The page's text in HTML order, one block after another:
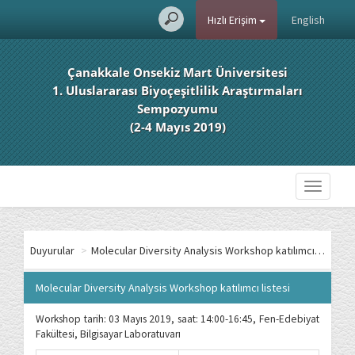
English
Hızlı Erişim
Çanakkale Onsekiz Mart Üniversitesi
1. Uluslararası Biyoçeşitlilik Araştırmaları
Sempozyumu
(2-4 Mayıs 2019)
Toggle
Duyurular > Molecular Diversity Analysis Workshop katılımcı listesi
Molecular Diversity Analysis Workshop katılımcı listesi
Workshop tarih: 03 Mayıs 2019, saat: 14:00-16:45, Fen-Edebiyat
Fakültesi, Bilgisayar Laboratuvarı